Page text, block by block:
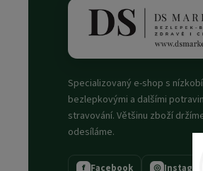
Specializovaný e-shop s
bezlepkovými a dalšími
stravování. Většinu zboží
odesíláme.
f Facebook ◎ Instagram